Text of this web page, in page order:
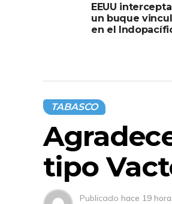
EEUU
un buque
en el
TABASCO
tipo
Publicado hace 19